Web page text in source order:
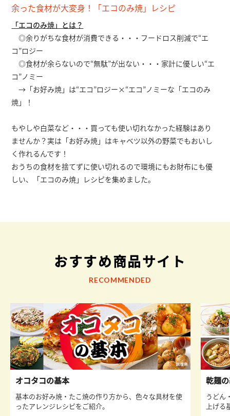
余った食材が大変身！「エコのみ焼」レシピ
「エコのみ焼」とは？
◎余りがちな食材が消費できる・・・フードロス削減で“エ
コ”ロジー
◎食材が余らないので“無駄”が出ない・・・家計に優しい“エ
コ”ノミー
→「お好み焼」は“エコ”ロジー×“エコ”ノミーな「エコのみ
焼」！
もやしや白菜など・・・買っても使い切れなかった経験はあり
ませんか？実は「お好み焼」はキャベツ以外の野菜でもおいし
く作れるんです！
おうちの食材を捨てずに使い切れるので環境にもお財布にも優
しい、「エコのみ焼」レシピを集めました。
おすすめ商品サイト
RECOMMENDED
オコタコの基本
基本のお好み焼・たこ焼の作り方から、色々な具材を使
ったアレンジレシピをご紹介。
乾麺
うどん
上げ